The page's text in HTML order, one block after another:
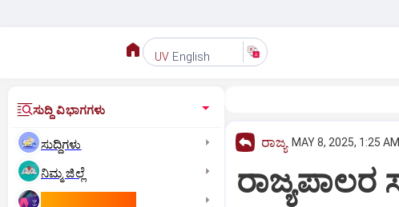
UV English
ಸುದ್ದಿ ವಿಭಾಗಗಳು
ಸುದ್ದಿಗಳು
ನಿಮ್ಮ ಜಿಲ್ಲೆ
ರಾಜ್ಯ MAY 8, 2025, 1:25
ರಾಜ್ಯಪಾಲರ